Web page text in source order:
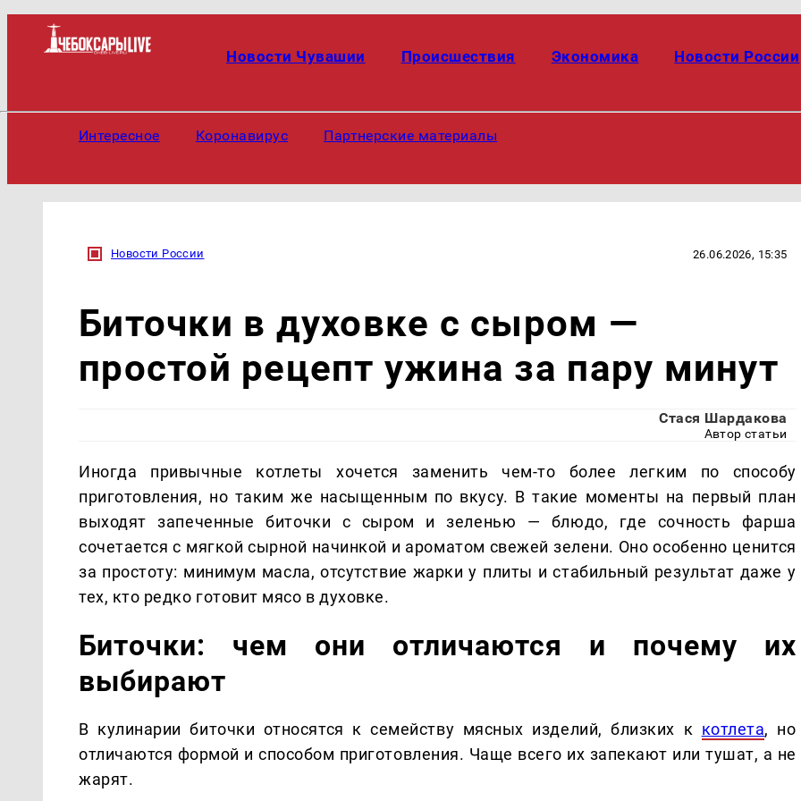
Новости Чувашии Происшествия Экономика Новости России
Интересное Коронавирус Партнерские материалы
Новости России 26.06.2026, 15:35
Биточки в духовке с сыром —
простой рецепт ужина за пару минут
Стася Шардакова
Автор статьи
Иногда привычные котлеты хочется заменить чем-то более легким по способу
приготовления, но таким же насыщенным по вкусу. В такие моменты на первый план
выходят запеченные биточки с сыром и зеленью — блюдо, где сочность фарша
сочетается с мягкой сырной начинкой и ароматом свежей зелени. Оно особенно ценится
за простоту: минимум масла, отсутствие жарки у плиты и стабильный результат даже у
тех, кто редко готовит мясо в духовке.
Биточки: чем они отличаются и почему их
выбирают
В кулинарии биточки относятся к семейству мясных изделий, близких к котлета, но
отличаются формой и способом приготовления. Чаще всего их запекают или тушат, а не
жарят.